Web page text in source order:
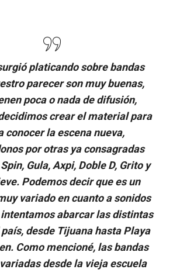
platicando sobre bandas
parecer son muy buenas,
poca o nada de difusión,
crear el material para
conocer la escena nueva,
por otras ya consagradas
Gula, Axpi, Doble D, Grito y
Podemos decir que es un
variado en cuanto a sonidos
abarcar las distintas
desde Tijuana hasta Playa
Como mencioné, las bandas
desde la vieja escuela